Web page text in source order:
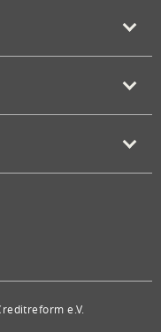
e.V.